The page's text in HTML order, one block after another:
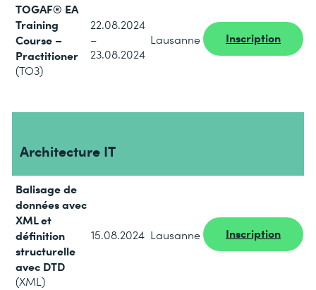
TOGAF® EA
Training
Course –
Practitioner
(TO3)
22.08.2024
–
23.08.2024
Lausanne Inscription
Architecture IT
Balisage de
données avec
XML et
définition
structurelle
avec DTD
(XML)
15.08.2024 Lausanne Inscription